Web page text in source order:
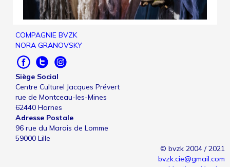
COMPAGNIE BVZK
NORA GRANOVSKY
Siège Social
Centre Culturel Jacques Prévert
rue de Montceau-les-Mines
62440 Harnes
Adresse Postale
96 rue du Marais de Lomme
59000 Lille
© bvzk 2004 / 2021
bvzk.cie@gmail.com